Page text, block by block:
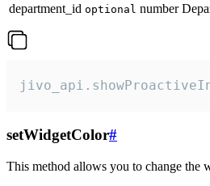
department_id optional number
setWidgetColor#
This method allows you to change the